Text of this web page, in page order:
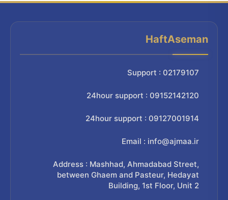
HaftAseman
Support : 02179107
24hour support : 09152142120
24hour support : 09127001914
Email : info@ajmaa.ir
Address : Mashhad, Ahmadabad Street,
between Ghaem and Pasteur, Hedayat
Building, 1st Floor, Unit 2